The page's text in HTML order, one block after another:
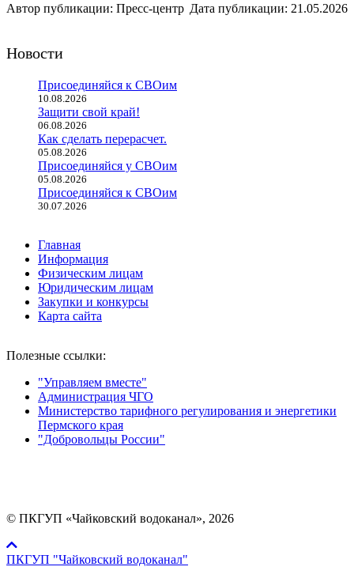
Автор публикации: Пресс-центр Дата публикации: 21.05.2026
Новости
Присоединяйся к СВОим
10.08.2026
Защити свой край!
06.08.2026
Как сделать перерасчет.
05.08.2026
Присоединяйся у СВОим
05.08.2026
Присоединяйся к СВОим
30.07.2026
Главная
Информация
Физическим лицам
Юридическим лицам
Закупки и конкурсы
Карта сайта
Полезные ссылки:
"Управляем вместе"
Администрация ЧГО
Министерство тарифного регулирования и энергетики
Пермского края
"Добровольцы России"
© ПКГУП «Чайковский водоканал», 2026
ПКГУП "Чайковский водоканал"